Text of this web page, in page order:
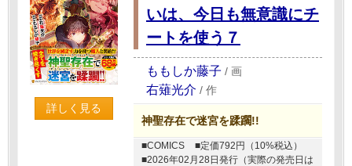
詳しく見る
いは、今日も無意識にチ
ートを使う７
ももしか藤子 / 画
右薙光介 / 作
神聖存在で迷宮を蹂躙!!
■COMICS
■定価792円（10%税込）
■2026年02月28日発行（実際の発売日は